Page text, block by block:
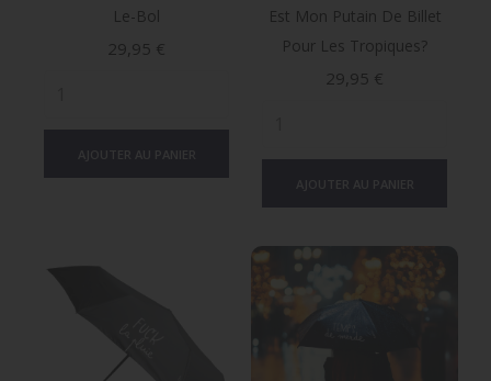
Le-Bol
Prix
29,95 €
Est Mon Putain De Billet
Pour Les Tropiques?
Prix
29,95 €